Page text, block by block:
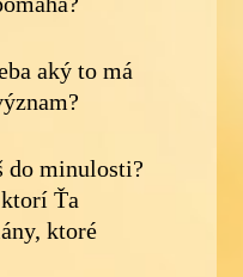
aký to má
do minulosti?
Ťa
ktoré